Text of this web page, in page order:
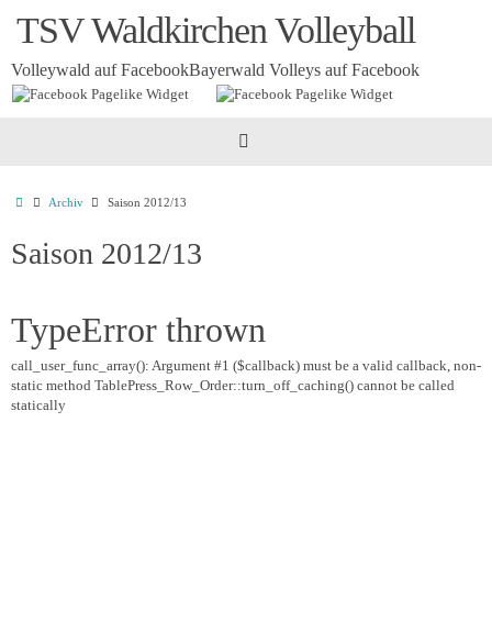
InhaltTSV Waldkirchen Volleyball
Volleywald auf FacebookBayerwald Volleys auf Facebook
Startseite
Archiv Saison 2012/13
Saison 2012/13
TypeError thrown
call_user_func_array(): Argument #1 ($callback) must be a valid callback, non-
static method TablePress_Row_Order::turn_off_caching() cannot be called
statically